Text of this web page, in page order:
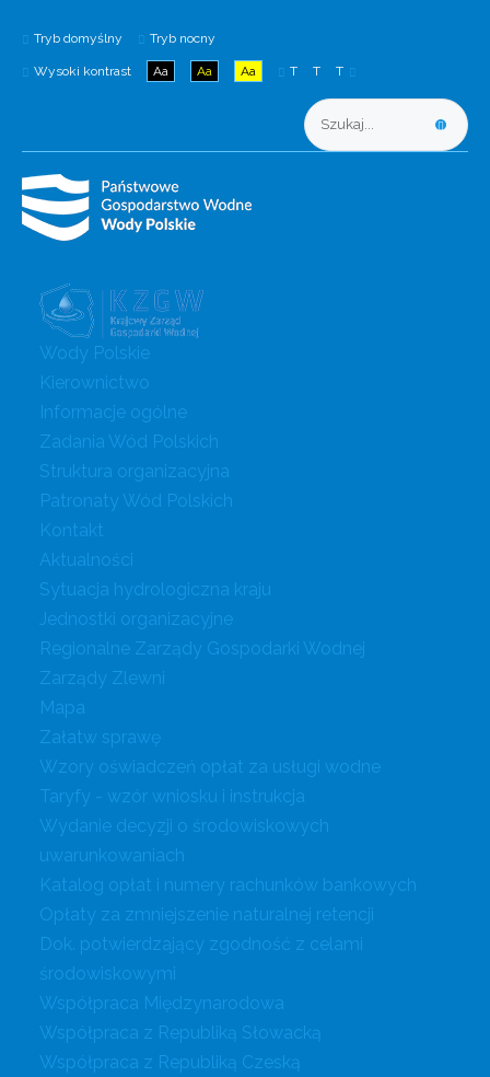
Tryb domyślny Tryb nocny
Wysoki kontrast Aa Aa Aa T T T
Wody Polskie
Kierownictwo
Informacje ogólne
Zadania Wód Polskich
Struktura organizacyjna
Patronaty Wód Polskich
Kontakt
Aktualności
Sytuacja hydrologiczna kraju
Jednostki organizacyjne
Regionalne Zarządy Gospodarki Wodnej
Zarządy Zlewni
Mapa
Załatw sprawę
Wzory oświadczeń opłat za usługi wodne
Taryfy - wzór wniosku i instrukcja
Wydanie decyzji o środowiskowych
uwarunkowaniach
Katalog opłat i numery rachunków bankowych
Opłaty za zmniejszenie naturalnej retencji
Dok. potwierdzający zgodność z celami
środowiskowymi
Współpraca Międzynarodowa
Współpraca z Republiką Słowacką
Współpraca z Republiką Czeską